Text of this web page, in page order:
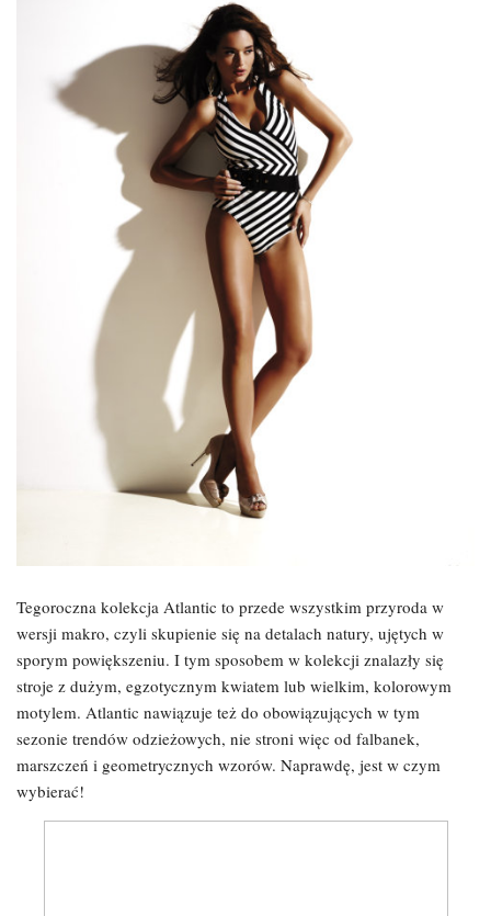
Tegoroczna kolekcja Atlantic to przede wszystkim przyroda w
wersji makro, czyli skupienie się na detalach natury, ujętych w
sporym powiększeniu. I tym sposobem w kolekcji znalazły się
stroje z dużym, egzotycznym kwiatem lub wielkim, kolorowym
motylem. Atlantic nawiązuje też do obowiązujących w tym
sezonie trendów odzieżowych, nie stroni więc od falbanek,
marszczeń i geometrycznych wzorów. Naprawdę, jest w czym
wybierać!